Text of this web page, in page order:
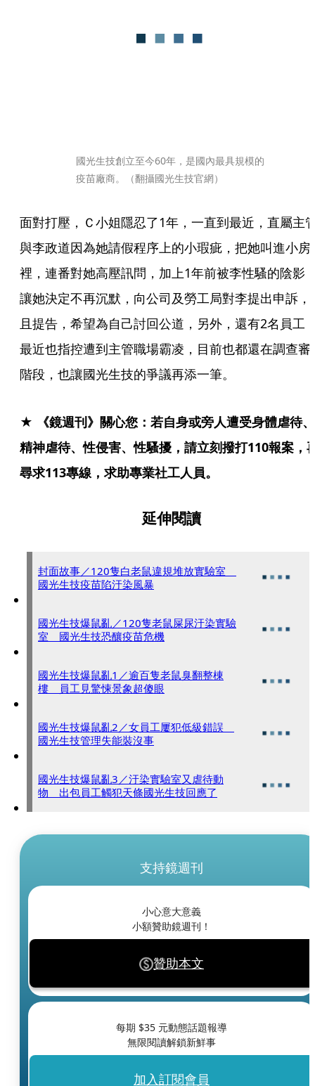
國光生技創立至今60年，是國內最具規模的
疫苗廠商。（翻攝國光生技官網）
面對打壓，Ｃ小姐隱忍了1年，一直到最近，直屬主
與李政道因為她請假程序上的小瑕疵，把她叫進小房
裡，連番對她高壓訊問，加上1年前被李性騷的陰影
讓她決定不再沉默，向公司及勞工局對李提出申訴，
且提告，希望為自己討回公道，另外，還有2名員工
最近也指控遭到主管職場霸凌，目前也都還在調查審
階段，也讓國光生技的爭議再添一筆。
★ 《鏡週刊》關心您：若自身或旁人遭受身體虐待、
精神虐待、性侵害、性騷擾，請立刻撥打110報案，
尋求113專線，求助專業社工人員。
延伸閱讀
封面故事／120隻白老鼠違規堆放實驗室
國光生技疫苗陷汙染風暴
國光生技爆鼠亂／120隻老鼠屎尿汙染實驗
室 國光生技恐釀疫苗危機
國光生技爆鼠亂1／逾百隻老鼠臭翻整棟
樓 員工見驚悚景象超傻眼
國光生技爆鼠亂2／女員工屢犯低級錯誤
國光生技管理失能裝沒事
國光生技爆鼠亂3／汙染實驗室又虐待動
物 出包員工觸犯天條國光生技回應了
支持鏡週刊
小心意大意義
小額贊助鏡週刊！
贊助本文
每期 $35 元動態話題報導
無限閱讀解鎖新鮮事
加入訂閱會員